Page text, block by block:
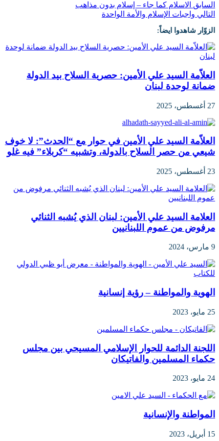
السابق الاسلام كما جاء – إسلام بدون مذاهب
التالي واجبات الإسلام والأمة الواحدة
الزوّار شاهدوا ايضاً:
العلاّمة السيد علي الأمين: حصرية السلاح بيد الدولة
ضمانة لوحدة لبنان
27 أغسطس، 2025
العلاّمة السيد علي الأمين في حوار مع “الحدث”: لا خوف
شيعي من حصر السلاح بالدولة، وتشبيه “كربلاء” فيه غلو
23 أغسطس، 2025
العلامة السيد علي الأمين: لبنان الذي يُشبه الثنائي
مرفوض من عموم اللبنانيين
9 مارس، 2024
الهوية والمواطنة – رؤية إنسانية
25 مايو، 2023
اللجنة الدائمة للحوار الإسلامي المسيحي بين مجلس
حكماء المسلمين والفاتيكان
24 مايو، 2023
المواطنة والإنسانية
15 أبريل، 2023